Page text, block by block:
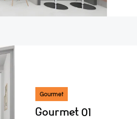
Gourmet
Gourmet 01